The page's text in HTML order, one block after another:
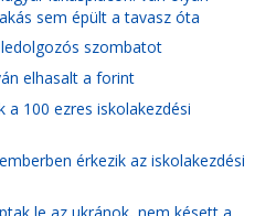
sem épült a tavasz óta
szombatot
elhasalt a forint
a 100 ezres iskolakezdési
érkezik az iskolakezdési